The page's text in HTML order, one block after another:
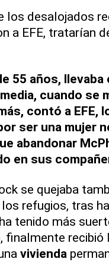
los desalojados
a EFE, tratarían
55 años,
cuando se
contó a EFE,
ser una mujer
abandonar
en sus
se quejaba
refugios, tras
tenido más
finalmente
vivienda